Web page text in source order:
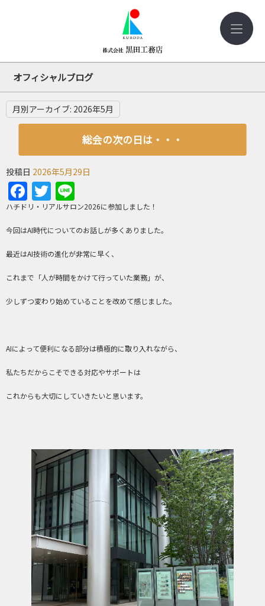
オフィシャルブログ
月別アーカイブ: 2026年5月
総会の次の日は・・・
投稿日 2026年5月29日
Facebook
Twitter
ハチドリ・リアルサロン2026に参加しました！
今回はAI時代についてのお話しが多くありました。
最近はAI技術の進化が非常に早く、
これまで「人が時間をかけて行っていた業務」が、
少しずつ変わり始めていることを改めて感じました。
AIによって便利になる部分は積極的に取り入れながら、
私たちだからこそできる対応やサポートは
これからも大切にしていきたいと思います。